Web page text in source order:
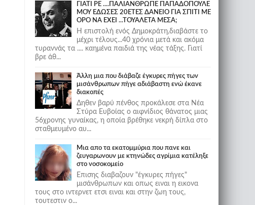
ΓΙΑΤΙ ΡΕ ....ΠΑΛΙΑΝΘΡΩΠΕ ΠΑΠΑΔΟΠΟΥΛΕ
ΜΟΥ ΕΔΩΣΕΣ 20ΕΤΕΣ ΔΑΝΕΙΟ ΓΙΑ ΣΠΙΤΙ ΜΕ
ΟΡΟ ΝΑ ΕΧΕΙ ...ΤΟΥΑΛΕΤΑ ΜΕΣΑ;
Η επιστολή ενός Δημοκράτη,διαβάστε το
μέχρι τέλους...40 χρόνια μετά και ακόμα
τυραννάς τα .... καημένα παιδιά της νέας τάξης. Γιατί
βρε άθ...
Άλλη μια που διάβαζε έγκυρες πήγες των
μισάνθρωπων πήγε αδιάβαστη ενώ έκανε
διακοπές
Δηθεν βαρύ πένθος προκάλεσε στα Νέα
Στύρα Ευβοίας ο αιφνίδιος θάνατος μιας
56χρονης γυναίκας, η οποία βρέθηκε νεκρή δίπλα στο
σταθμευμένο αυ...
Μια απο τα εκατομμύρια που πανε και
ζευγαρωνουν με κτηνώδες αγρίμια κατέληξε
στο νοσοκομείο
Επισης διαβαζουν "έγκυρες πήγες"
μισάνθρωπων και οπως ειναι η εικονα
τους στο ιντερνετ ετσι ειναι και στην ζωη τους,
τουτεστιν ο...